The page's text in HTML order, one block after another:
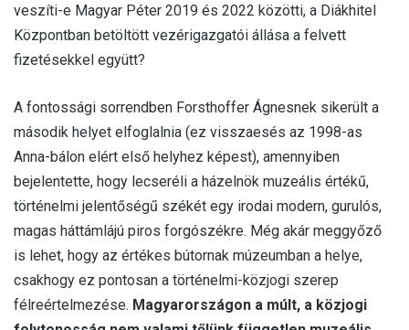
veszíti-e Magyar Péter 2019 és 2022 közötti, a Diákhitel
Központban betöltött vezérigazgatói állása a felvett
fizetésekkel együtt?
A fontossági sorrendben Forsthoffer Ágnesnek sikerült a
második helyet elfoglalnia (ez visszaesés az 1998-as
Anna-bálon elért első helyhez képest), amennyiben
bejelentette, hogy lecseréli a házelnök muzeális értékű,
történelmi jelentőségű székét egy irodai modern, gurulós,
magas háttámlájú piros forgószékre. Még akár meggyőző
is lehet, hogy az értékes bútornak múzeumban a helye,
csakhogy ez pontosan a történelmi-közjogi szerep
félreértelmezése. Magyarországon a múlt, a közjogi